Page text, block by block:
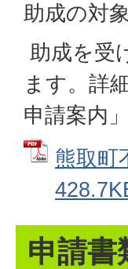
助成の対
助成を受
ます。詳
申請案内
熊取町
申請書